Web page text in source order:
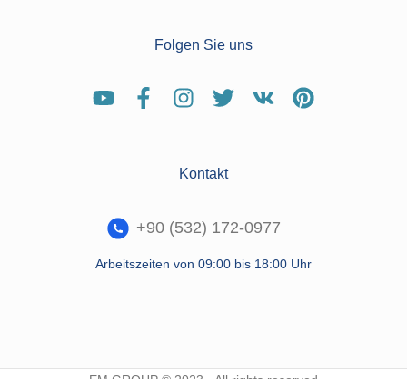
Folgen Sie uns
Kontakt
+90 (532) 172-0977
Arbeitszeiten von 09:00 bis 18:00 Uhr